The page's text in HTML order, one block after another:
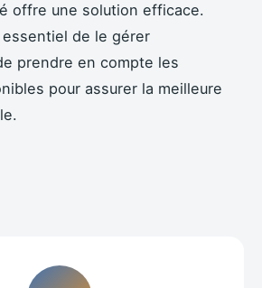
offre une solution efficace.
de le gérer
prendre en compte les
pour assurer la meilleure